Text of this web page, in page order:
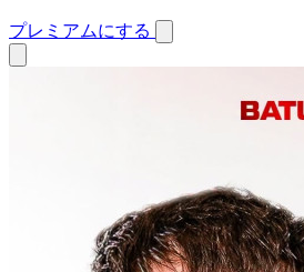
プレミアムにする